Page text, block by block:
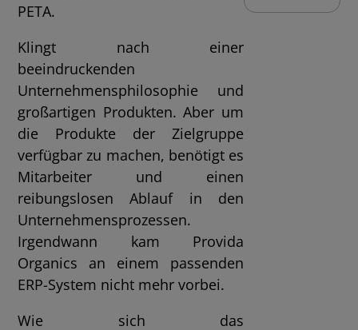
PETA.
Klingt nach einer
beeindruckenden
Unternehmensphilosophie und
großartigen Produkten. Aber um
die Produkte der Zielgruppe
verfügbar zu machen, benötigt es
Mitarbeiter und einen
reibungslosen Ablauf in den
Unternehmensprozessen.
Irgendwann kam Provida
Organics an einem passenden
ERP-System nicht mehr vorbei.
Wie sich das